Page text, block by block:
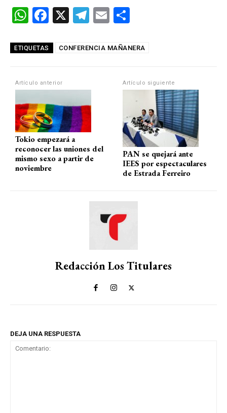
W
at
A
p
p
F
ce
o
o
k
X
T
e
m
E
ail m
ar
tir
ETIQUETAS CONFERENCIA MAÑANERA
Artículo anterior
Tokio empezará a
reconocer las uniones del
mismo sexo a partir de
noviembre
Artículo siguiente
PAN se quejará ante
IEES por espectaculares
de Estrada Ferreiro
Redacción Los Titulares
DEJA UNA RESPUESTA